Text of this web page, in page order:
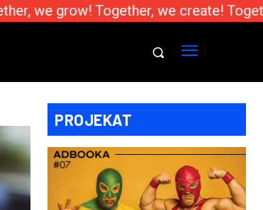
we grow! Together, we create!
PROJEKAT